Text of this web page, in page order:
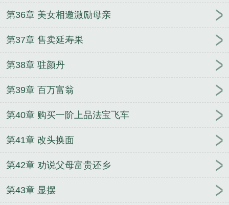
第36章 美女相邀激励母亲
第37章 售卖延寿果
第38章 驻颜丹
第39章 百万富翁
第40章 购买一阶上品法宝飞车
第41章 改头换面
第42章 劝说父母富贵还乡
第43章 显摆